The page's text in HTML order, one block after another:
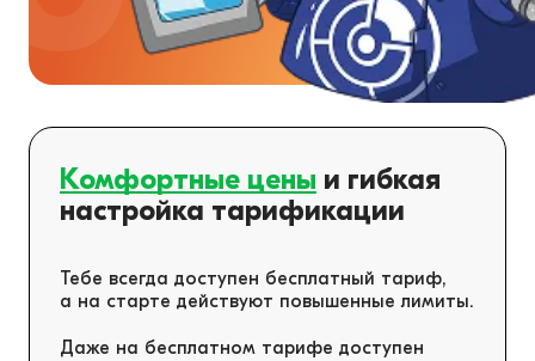
Комфортные цены и гибкая
настройка тарификации
Тебе всегда доступен бесплатный тариф,
а на старте действуют повышенные лимиты.
Даже на бесплатном тарифе доступен